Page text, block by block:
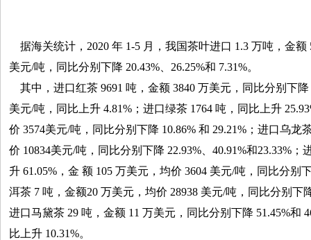
据海关统计，2020 年 1-5 月，我国茶叶进口 1.3 万吨，金额
美元/吨，同比分别下降 20.43%、26.25%和 7.31%。
其中，进口红茶 9691 吨，金额 3840 万美元，同比分别下降
美元/吨，同比上升 4.81%；进口绿茶 1764 吨，同比上升
价 3574美元/吨，同比分别下降 10.86% 和 29.21%；进口乌龙
价 10834美元/吨，同比分别下降 22.93%、40.91%和23.33%；
升 61.05%，金 额 105 万美元，均价 3604 美元/吨，同比分别
洱茶 7 吨，金额20 万美元，均价 28938 美元/吨，同比分别下
进口马黛茶 29 吨，金额 11 万美元，同比分别下降 51.45%和
比上升 10.31%。